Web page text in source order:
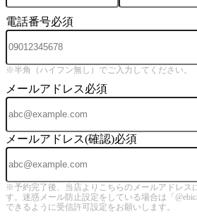
電話番号必須
※半角（ハイフン無し）でご入力してください。
メールアドレス必須
メールアドレス(確認)必須
※予約完了後、当店よりこちらのメールアドレス
す。迷惑メール防止設定をしている場合は「
できるように受信許可設定をお願いします。